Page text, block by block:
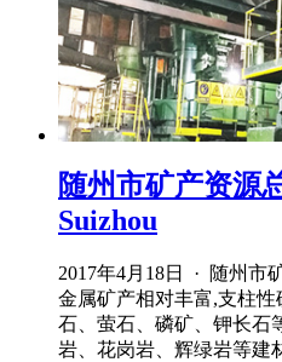
随州市矿产资源
Suizhou
2017年4月18日 · 随州市
金属矿产相对丰富,支柱
石、萤石、磷矿、钾长石
岩、花岗岩、辉绿岩等建